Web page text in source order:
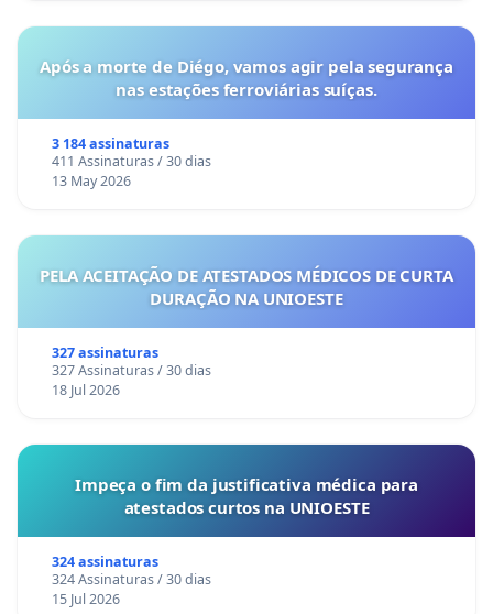
Após a morte de Diégo, vamos agir pela segurança
nas estações ferroviárias suíças.
3 184 assinaturas
411 Assinaturas / 30 dias
13 May 2026
PELA ACEITAÇÃO DE ATESTADOS MÉDICOS DE CURTA
DURAÇÃO NA UNIOESTE
327 assinaturas
327 Assinaturas / 30 dias
18 Jul 2026
Impeça o fim da justificativa médica para
atestados curtos na UNIOESTE
324 assinaturas
324 Assinaturas / 30 dias
15 Jul 2026